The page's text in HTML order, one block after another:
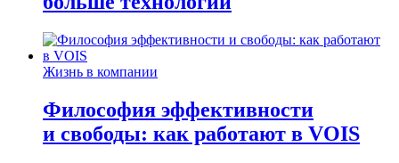
Жизнь в компании
Философия эффективности
и свободы: как работают в VOIS